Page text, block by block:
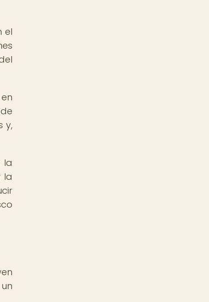
el
y,
la
la